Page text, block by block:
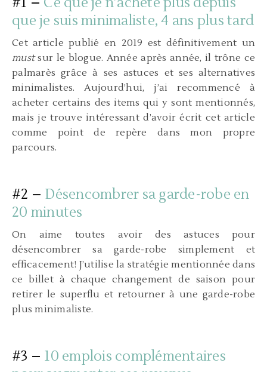
que je suis minimaliste, 4 ans plus tard
Cet article publié en 2019 est définitivement un
mustsur le blogue. Année après année, il trône ce
palmarès grâce à ses astuces et ses alternatives
minimalistes. Aujourd’hui, j’ai recommencé à
acheter certains des items qui y sont mentionnés,
mais je trouve intéressant d’avoir écrit cet article
comme point de repère dans mon propre
parcours.
#2 – Désencombrer sa garde-robe en
20 minutes
On aime toutes avoir des astuces pour
désencombrer sa garde-robe simplement et
efficacement! J’utilise la stratégie mentionnée dans
ce billet à chaque changement de saison pour
retirer le superflu et retourner à une garde-robe
plus minimaliste.
#3 – 10 emplois complémentaires